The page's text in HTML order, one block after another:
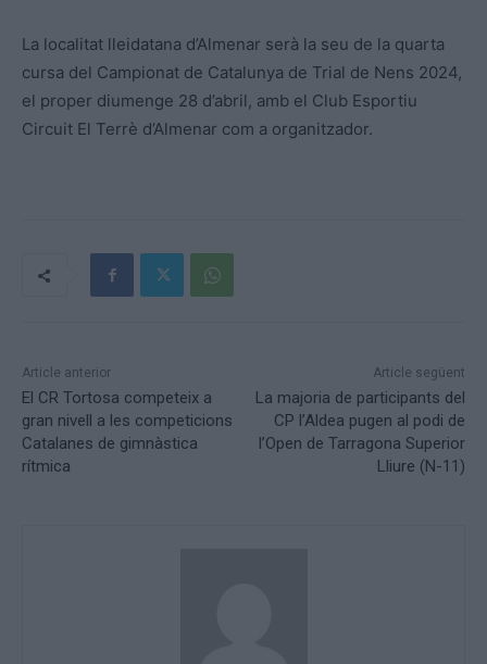
La localitat lleidatana d’Almenar serà la seu de la quarta
cursa del Campionat de Catalunya de Trial de Nens 2024,
el proper diumenge 28 d’abril, amb el Club Esportiu
Circuit El Terrè d’Almenar com a organitzador.
Article anterior
El CR Tortosa competeix a
gran nivell a les competicions
Catalanes de gimnàstica
rítmica
Article següent
La majoria de participants del
CP l’Aldea pugen al podi de
l’Open de Tarragona Superior
Lliure (N-11)